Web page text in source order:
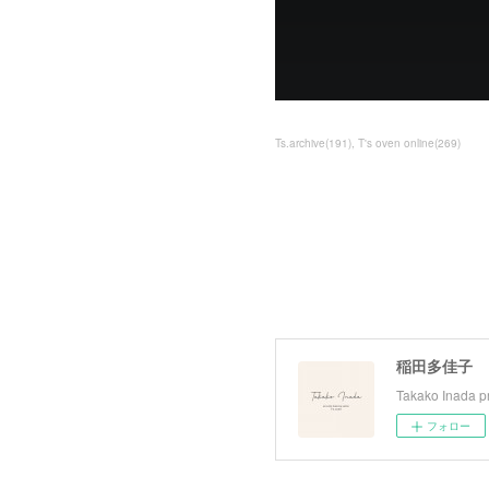
Ts.archive(191) T's oven online(269)
稲田多佳子
Takako Inada
フォロー